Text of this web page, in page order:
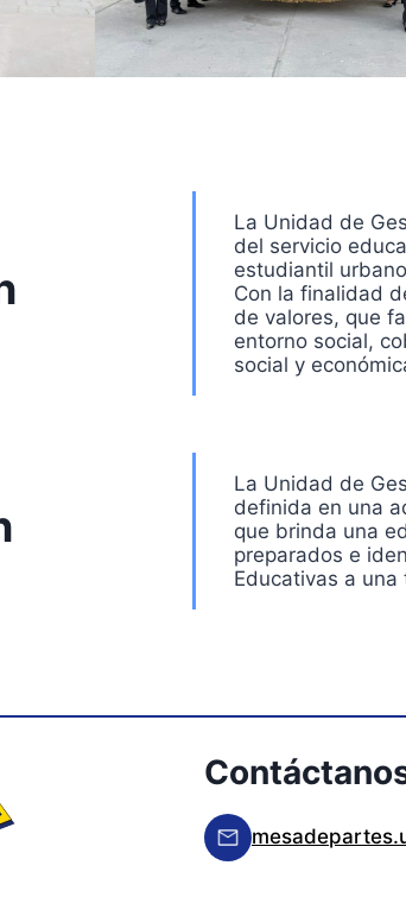
La Unidad de
del servicio
estudiantil
Con la finalidad
de valores, que
entorno social,
social y
La Unidad de
definida en una
que brinda una
preparados e
Educativas a